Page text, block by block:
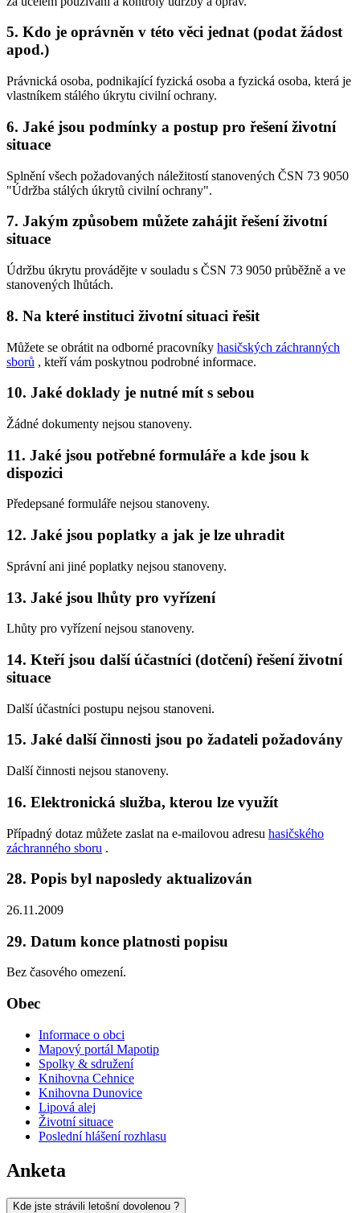
5. Kdo je oprávněn v této věci jednat (podat žádost
apod.)
Právnická osoba, podnikající fyzická osoba a fyzická osoba, která je
vlastníkem stálého úkrytu civilní ochrany.
6. Jaké jsou podmínky a postup pro řešení životní
situace
Splnění všech požadovaných náležitostí stanovených ČSN 73 9050
"Údržba stálých úkrytů civilní ochrany".
7. Jakým způsobem můžete zahájit řešení životní
situace
Údržbu úkrytu provádějte v souladu s ČSN 73 9050 průběžně a ve
stanovených lhůtách.
8. Na které instituci životní situaci řešit
Můžete se obrátit na odborné pracovníky hasičských záchranných
sborů , kteří vám poskytnou podrobné informace.
10. Jaké doklady je nutné mít s sebou
Žádné dokumenty nejsou stanoveny.
11. Jaké jsou potřebné formuláře a kde jsou k
dispozici
Předepsané formuláře nejsou stanoveny.
12. Jaké jsou poplatky a jak je lze uhradit
Správní ani jiné poplatky nejsou stanoveny.
13. Jaké jsou lhůty pro vyřízení
Lhůty pro vyřízení nejsou stanoveny.
14. Kteří jsou další účastníci (dotčení) řešení životní
situace
Další účastníci postupu nejsou stanoveni.
15. Jaké další činnosti jsou po žadateli požadovány
Další činnosti nejsou stanoveny.
16. Elektronická služba, kterou lze využít
Případný dotaz můžete zaslat na e-mailovou adresu hasičského
záchranného sboru .
28. Popis byl naposledy aktualizován
26.11.2009
29. Datum konce platnosti popisu
Bez časového omezení.
Obec
Informace o obci
Mapový portál Mapotip
Spolky & sdružení
Knihovna Cehnice
Knihovna Dunovice
Lipová alej
Životní situace
Poslední hlášení rozhlasu
Anketa
Kde jste strávili letošní dovolenou ?